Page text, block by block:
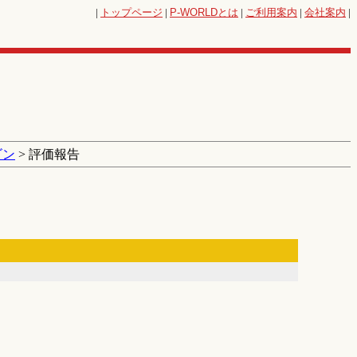
| トップページ | P-WORLDとは | ご利用案内 | 会社案内 |
> 評価報告